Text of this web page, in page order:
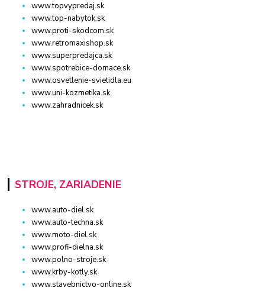
www.topvypredaj.sk
www.top-nabytok.sk
www.proti-skodcom.sk
www.retromaxishop.sk
www.superpredajca.sk
www.spotrebice-domace.sk
www.osvetlenie-svietidla.eu
www.uni-kozmetika.sk
www.zahradnicek.sk
STROJE, ZARIADENIE
www.auto-diel.sk
www.auto-techna.sk
www.moto-diel.sk
www.profi-dielna.sk
www.polno-stroje.sk
www.krby-kotly.sk
www.stavebnictvo-online.sk